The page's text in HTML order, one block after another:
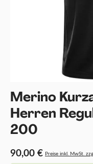
Merino
Herren
200
90,00 € Preise inkl. MwSt.